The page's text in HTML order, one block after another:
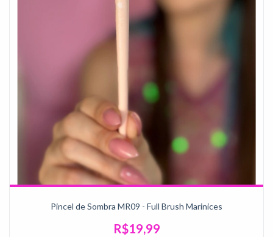
Pincel de Sombra MR09 - Full Brush Marinices
R$19,99